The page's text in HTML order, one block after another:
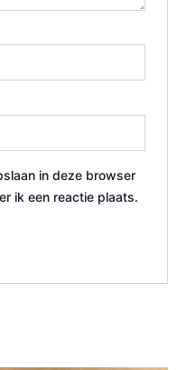
in deze browser
ik een reactie plaats.